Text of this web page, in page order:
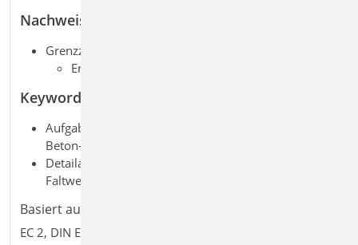
Nachweise
Grenzzustand der Gebrauchstauglichkeit, EC 2
Ermüdung
Keywords
Aufgaben: FEM; Tragwerksplanung;
Beton-/Stahlbetonbau; Massivbau
Detailaufgaben: 2D Deckensystem; 2D Scheibe; 3D
Faltwerk; Ermüdung
Basiert auf den Normen:
EC 2, DIN EN 1992-1-1:2011-01